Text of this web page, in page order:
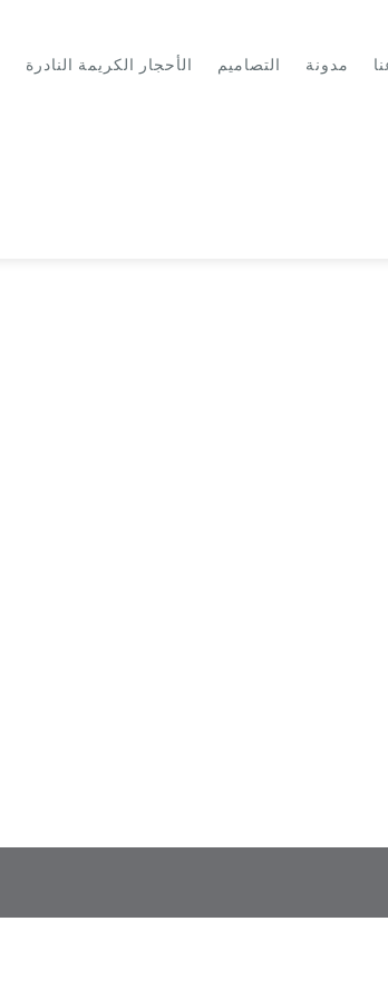
مدونة التصاميم الأحجار الكريمة النادرة